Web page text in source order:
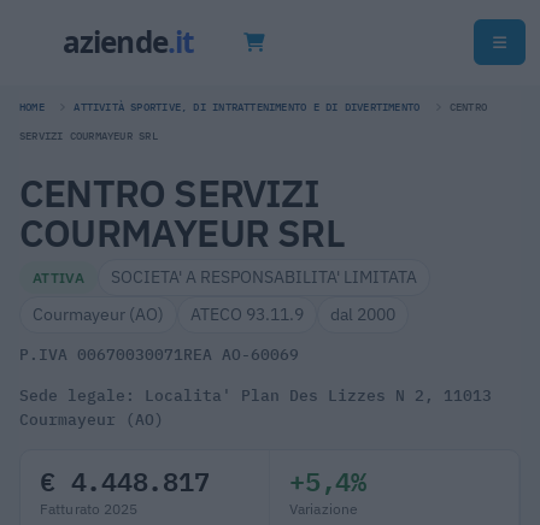
HOME ATTIVITÀ SPORTIVE, DI INTRATTENIMENTO E DI DIVERTIMENTO CENTRO
SERVIZI COURMAYEUR SRL
CENTRO SERVIZI
COURMAYEUR SRL
ATTIVA
SOCIETA' A RESPONSABILITA' LIMITATA
Courmayeur (AO)
ATECO 93.11.9 dal 2000
P.IVA 00670030071REA AO-60069
Sede legale: Localita' Plan Des Lizzes N 2, 11013
Courmayeur (AO)
€ 4.448.817
Fatturato 2025
+5,4%
Variazione